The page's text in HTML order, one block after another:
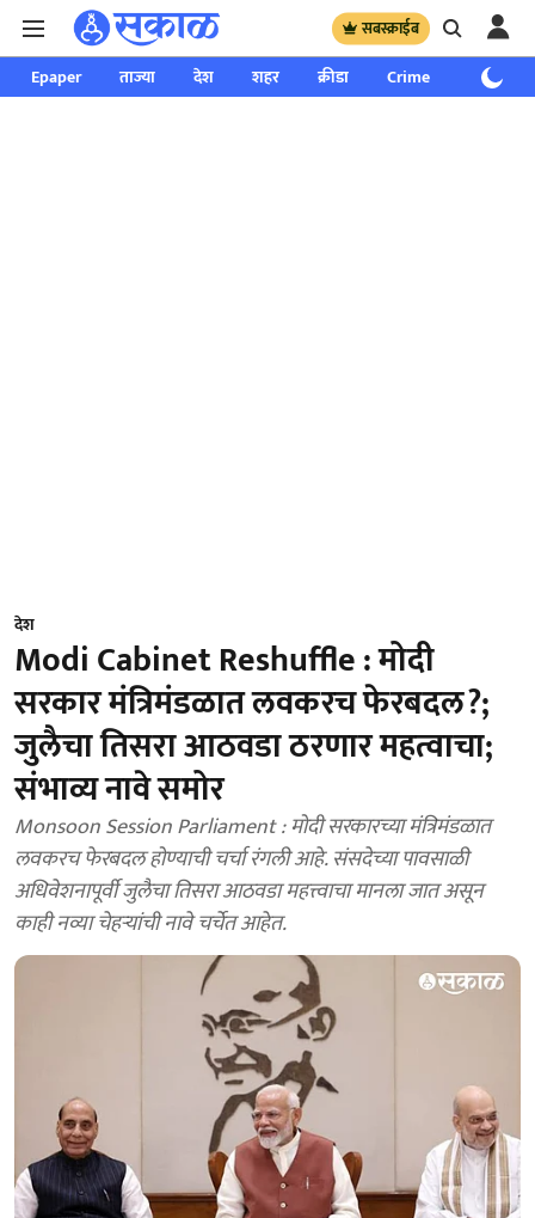
सबस्क्राईब
Epaper ताज्या देश शहर क्रीडा Crime साप्ताहिक
देश
Modi Cabinet Reshuffle : मोदी
सरकार मंत्रिमंडळात लवकरच फेरबदल?;
जुलैचा तिसरा आठवडा ठरणार महत्वाचा;
संभाव्य नावे समोर
Monsoon Session Parliament : मोदी सरकारच्या मंत्रिमंडळात
लवकरच फेरबदल होण्याची चर्चा रंगली आहे. संसदेच्या पावसाळी
अधिवेशनापूर्वी जुलैचा तिसरा आठवडा महत्त्वाचा मानला जात असून
काही नव्या चेहऱ्यांची नावे चर्चेत आहेत.